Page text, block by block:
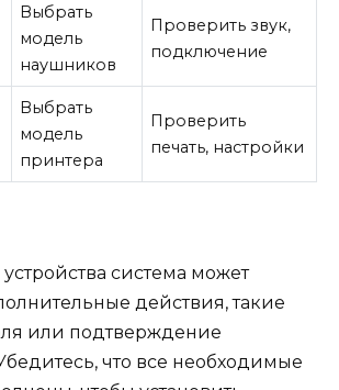
Выбрать
модель
наушников
Проверить звук,
подключение
Выбрать
модель
принтера
Проверить
печать, настройки
система может
действия, такие
или подтверждение
что все необходимые